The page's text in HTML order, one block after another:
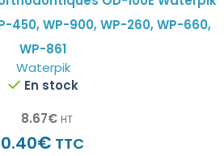
450, WP-900, WP-260, WP-660,
WP-861
Waterpik
En stock
8.67€ HT
€ TTC